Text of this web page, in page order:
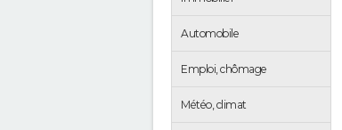
Automobile
Emploi, chômage
Météo, climat